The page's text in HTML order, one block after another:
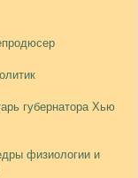
губернатора Хью
физиологии и